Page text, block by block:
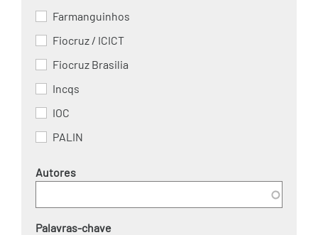
Farmanguinhos
Fiocruz / ICICT
Fiocruz Brasilia
Incqs
IOC
PALIN
Autores
Palavras-chave